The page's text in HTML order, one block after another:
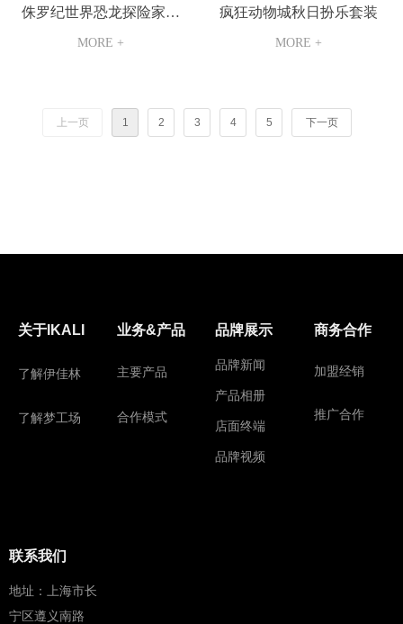
侏罗纪世界恐龙探险家套
装
MORE +
疯狂动物城秋日扮乐套装
MORE +
上一页 1 2 3 4 5 下一页
关于IKALI
了解伊佳林
了解梦工场
业务&产品
主要产品
合作模式
联系我们
地址：
上海市长
宁区遵义南路
品牌展示
品牌新闻
产品相册
店面终端
品牌视频
商务合作
加盟经销
推广合作